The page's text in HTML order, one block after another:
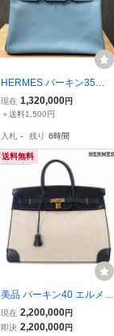
HERMES バーキン35／
ヴォー・エプソン／ブル
ー／M刻印 バッグ／鑑
シェット欠品
現在 1,320,000円
＋送料1,500円
入札 - 残り 6時間
送料無料
美品 バーキン40 エルメス
HERMES ボックスカーフ
トワルアッシュ ブルーマ
現在 2,200,000円
即決 2,200,000円